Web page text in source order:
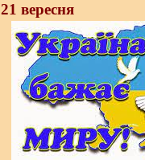
21 вересня